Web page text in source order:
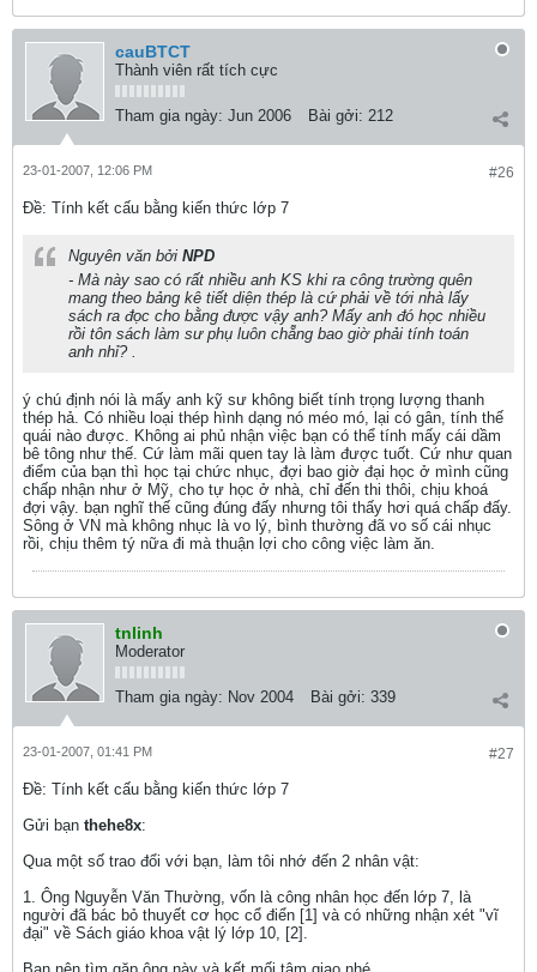
cauBTCT
Thành viên rất tích cực
Tham gia ngày: Jun 2006 Bài gởi: 212
#26
23-01-2007, 12:06 PM
Ðề: Tính kết cấu bằng kiến thức lớp 7
Nguyên văn bởi NPD
- Mà này sao có rất nhiều anh KS khi ra công trường quên
mang theo bảng kê tiết diện thép là cứ phải về tới nhà lấy
sách ra đọc cho bằng được vậy anh? Mấy anh đó học nhiều
rồi tôn sách làm sư phụ luôn chẵng bao giờ phải tính toán
anh nhỉ? .
ý chú định nói là mấy anh kỹ sư không biết tính trọng lượng thanh
thép hả. Có nhiều loại thép hình dạng nó méo mó, lại có gân, tính thế
quái nào được. Không ai phủ nhận việc bạn có thể tính mấy cái dầm
bê tông như thế. Cứ làm mãi quen tay là làm được tuốt. Cứ như quan
điểm của bạn thì học tại chức nhục, đợi bao giờ đại học ở mình cũng
chấp nhận như ở Mỹ, cho tự học ở nhà, chỉ đến thi thôi, chịu khoá
đợi vậy. bạn nghĩ thế cũng đúng đấy nhưng tôi thấy hơi quá chấp đấy.
Sông ở VN mà không nhục là vo lý, bình thường đã vo số cái nhục
rồi, chịu thêm tý nữa đi mà thuận lợi cho công việc làm ăn.
tnlinh
Moderator
Tham gia ngày: Nov 2004 Bài gởi: 339
#27
23-01-2007, 01:41 PM
Ðề: Tính kết cấu bằng kiến thức lớp 7
Gửi bạn thehe8x:
Qua một số trao đổi với bạn, làm tôi nhớ đến 2 nhân vật:
1. Ông Nguyễn Văn Thường, vốn là công nhân học đến lớp 7, là
người đã bác bỏ thuyết cơ học cổ điển [1] và có những nhận xét "vĩ
đại" về Sách giáo khoa vật lý lớp 10, [2].